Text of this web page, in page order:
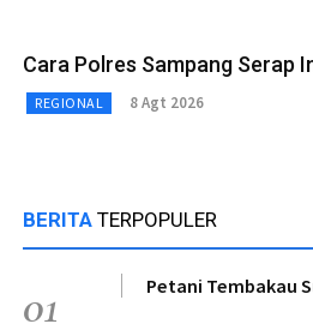
Cara Polres Sampang Serap
REGIONAL 8 Agt 2026
BERITA TERPOPULER
01 Petani Tembakau